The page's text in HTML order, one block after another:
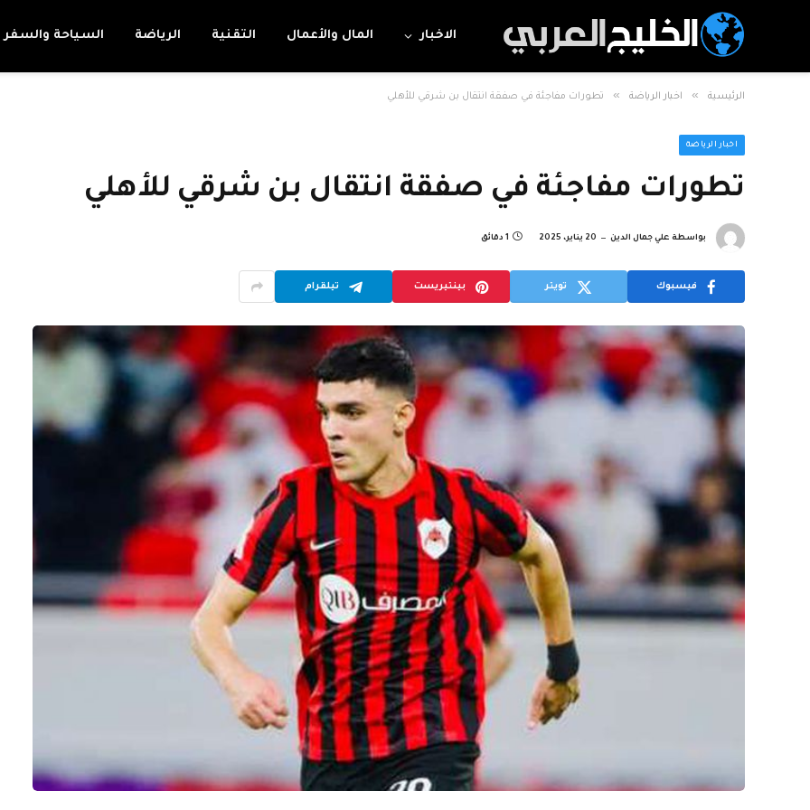
الاخبار المال والأعمال التقنية الرياضة السياحة والسفر
الرئيسية » اخبار الرياضة » تطورات مفاجئة في صفقة انتقال بن شرقي للأهلي
اخبار الرياضة
تطورات مفاجئة في صفقة انتقال بن شرقي للأهلي
بواسطة علي جمال الدين 20 يناير، 2025 1 دقائق
فيسبوك تويتر بينتيريست تيلقرام